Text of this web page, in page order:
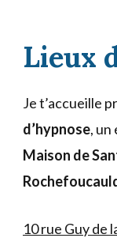
Lieux
Je t’accueille
d’hypnose, un
Maison de
10 rue Guy de